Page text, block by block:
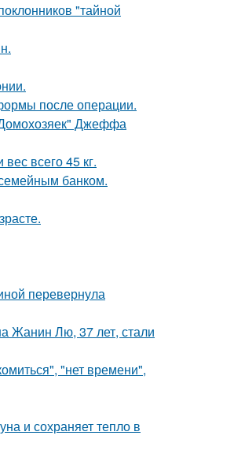
"тайной
после операции.
Джеффа
всего 45 кг.
банком.
перевернула
Жанин Лю, 37 лет, стали
"нет времени",
и сохраняет тепло в